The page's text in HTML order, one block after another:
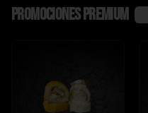
Promociones Premium